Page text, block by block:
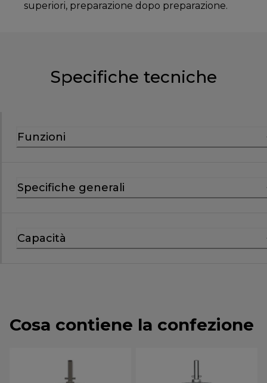
superiori, preparazione dopo preparazione.
Specifiche tecniche
Funzioni
Specifiche generali
Capacità
Cosa contiene la confezione